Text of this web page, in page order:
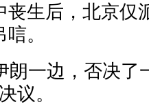
丧生后，北京仅
。